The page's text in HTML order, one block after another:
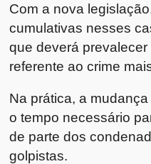
Com a nova
cumulativas nesses
que deverá
referente ao crime
Na prática, a
o tempo necessário
de parte dos
golpistas.